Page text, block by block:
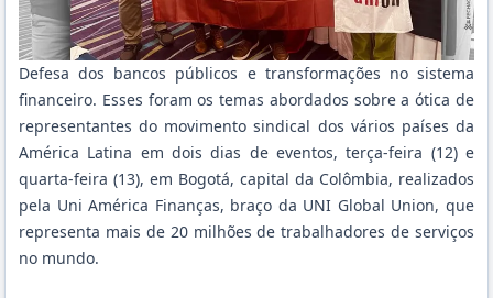
Defesa dos bancos públicos e transformações no sistema
financeiro. Esses foram os temas abordados sobre a ótica de
representantes do movimento sindical dos vários países da
América Latina em dois dias de eventos, terça-feira (12) e
quarta-feira (13), em Bogotá, capital da Colômbia, realizados
pela Uni América Finanças, braço da UNI Global Union, que
representa mais de 20 milhões de trabalhadores de serviços
no mundo.